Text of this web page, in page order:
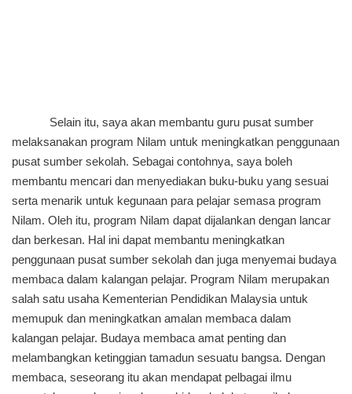
Selain itu, saya akan membantu guru pusat sumber
melaksanakan program Nilam untuk meningkatkan penggunaan
pusat sumber sekolah. Sebagai contohnya, saya boleh
membantu mencari dan menyediakan buku-buku yang sesuai
serta menarik untuk kegunaan para pelajar semasa program
Nilam. Oleh itu, program Nilam dapat dijalankan dengan lancar
dan berkesan. Hal ini dapat membantu meningkatkan
penggunaan pusat sumber sekolah dan juga menyemai budaya
membaca dalam kalangan pelajar. Program Nilam merupakan
salah satu usaha Kementerian Pendidikan Malaysia untuk
memupuk dan meningkatkan amalan membaca dalam
kalangan pelajar. Budaya membaca amat penting dan
melambangkan ketinggian tamadun sesuatu bangsa. Dengan
membaca, seseorang itu akan mendapat pelbagai ilmu